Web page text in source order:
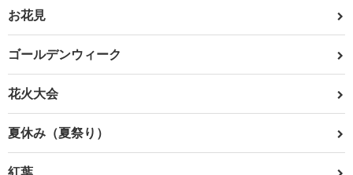
お花見
ゴールデンウィーク
花火大会
夏休み（夏祭り）